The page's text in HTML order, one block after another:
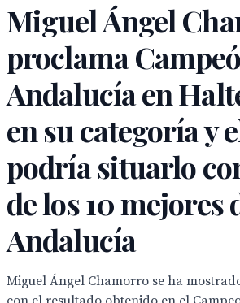
Miguel Ángel
proclama
Andalucía en
en su categoría y
podría situarlo
de los 10 mejores
Andalucía
Miguel Ángel Chamorro se ha